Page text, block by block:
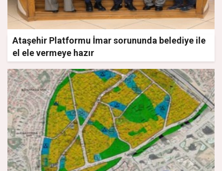
Ataşehir Platformu İmar sorununda belediye ile
el ele vermeye hazır